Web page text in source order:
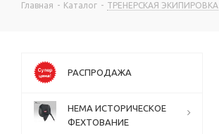
Главная - Каталог - ТРЕНЕРСКАЯ ЭКИПИРОВКА
РАСПРОДАЖА
НЕМА ИСТОРИЧЕСКОЕ
ФЕХТОВАНИЕ